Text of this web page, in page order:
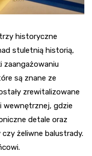
historyczne
stuletnią historią,
zaangażowaniu
są znane ze
zrewitalizowane
wewnętrznej, gdzie
detale oraz
żeliwne balustrady.